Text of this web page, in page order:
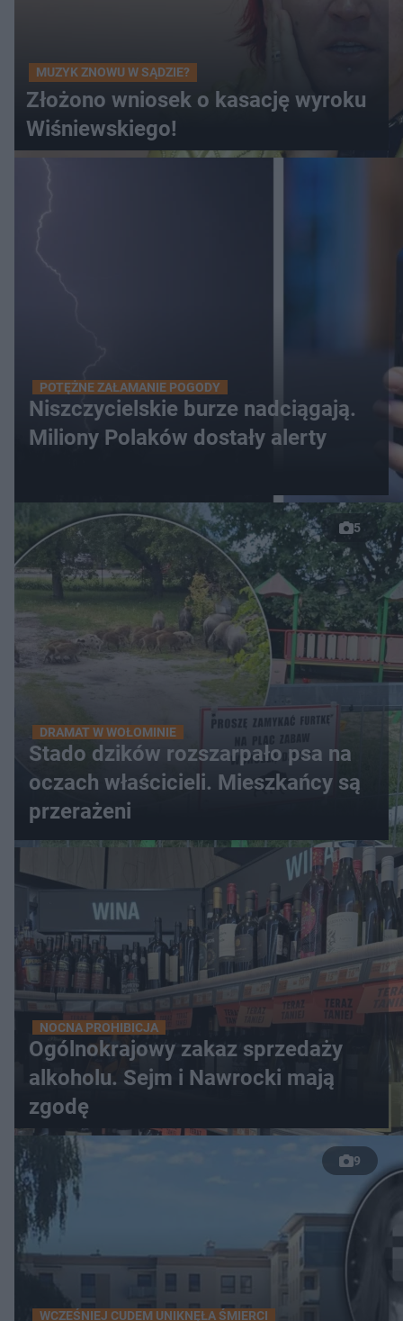
MUZYK ZNOWU W SĄDZIE?
Złożono wniosek o kasację wyroku
Wiśniewskiego!
POTĘŻNE ZAŁAMANIE POGODY
Niszczycielskie burze nadciągają.
Miliony Polaków dostały alerty
5
DRAMAT W WOŁOMINIE
Stado dzików rozszarpało psa na
oczach właścicieli. Mieszkańcy są
przerażeni
NOCNA PROHIBICJA
Ogólnokrajowy zakaz sprzedaży
alkoholu. Sejm i Nawrocki mają
zgodę
9
WCZEŚNIEJ CUDEM UNIKNĘŁA ŚMIERCI